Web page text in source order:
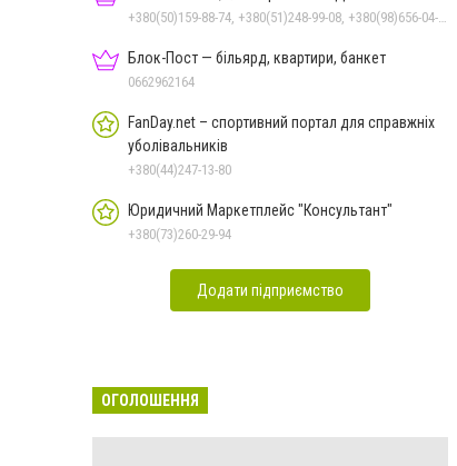
Блок-Пост — більярд, квартири, банкет
0662962164
FanDay.net – спортивний портал для справжніх
уболівальників
+380(44)247-13-80
Юридичний Маркетплейс "Консультант"
+380(73)260-29-94
Додати підприємство
ОГОЛОШЕННЯ